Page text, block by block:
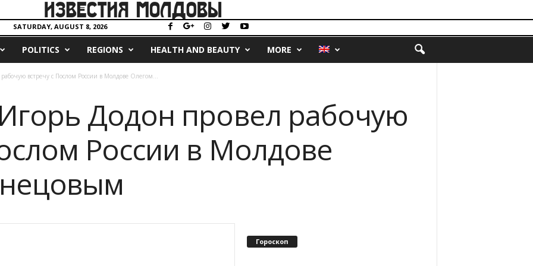
SATURDAY, AUGUST 8, 2026
POLITICS REGIONS HEALTH AND BEAUTY MORE
встречу с Послом России в Молдове Олегом...
Додон провел рабочую
России в Молдове
Гороскоп